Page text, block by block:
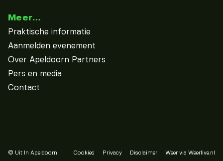
Meer…
Praktische informatie
Aanmelden evenement
Over Apeldoorn Partners
Pers en media
Contact
© Uit In Apeldoorn Cookies Privacy Disclaimer Weer via Weerlive.nl